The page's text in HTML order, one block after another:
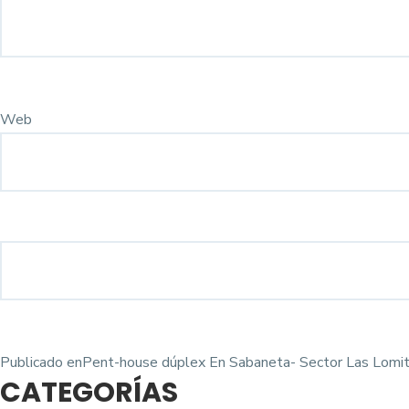
Web
Navegación
Publicado enPent-house dúplex En Sabaneta- Sector Las
CATEGORÍAS